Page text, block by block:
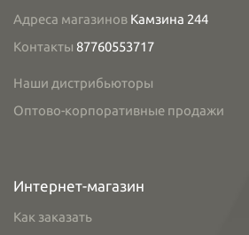
Адреса магазинов Камзина 244
Контакты 87760553717
Наши дистрибьюторы
Оптово-корпоративные продажи
Интернет-магазин
Как заказать